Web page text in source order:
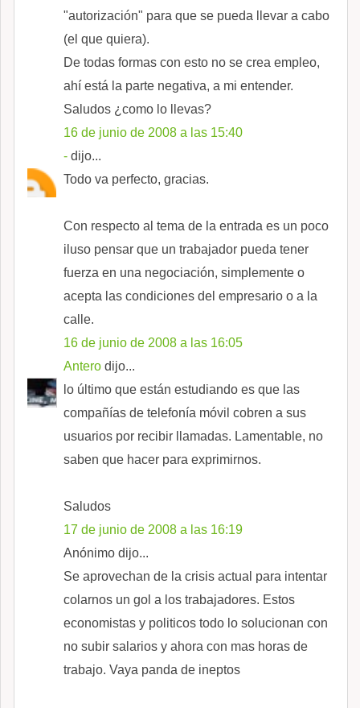
"autorización" para que se pueda llevar a cabo
(el que quiera).
De todas formas con esto no se crea empleo,
ahí está la parte negativa, a mi entender.
Saludos ¿como lo llevas?
16 de junio de 2008 a las 15:40
- dijo...
Todo va perfecto, gracias.
Con respecto al tema de la entrada es un poco
iluso pensar que un trabajador pueda tener
fuerza en una negociación, simplemente o
acepta las condiciones del empresario o a la
calle.
16 de junio de 2008 a las 16:05
Antero dijo...
lo último que están estudiando es que las
compañías de telefonía móvil cobren a sus
usuarios por recibir llamadas. Lamentable, no
saben que hacer para exprimirnos.
Saludos
17 de junio de 2008 a las 16:19
Anónimo dijo...
Se aprovechan de la crisis actual para intentar
colarnos un gol a los trabajadores. Estos
economistas y politicos todo lo solucionan con
no subir salarios y ahora con mas horas de
trabajo. Vaya panda de ineptos